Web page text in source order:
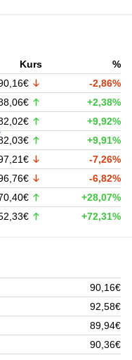
Kurs
%
-2,86%
+2,38%
+9,92%
+9,91%
-7,26%
-6,82%
+28,07%
+72,31%
90,16€
92,58€
89,94€
90,36€